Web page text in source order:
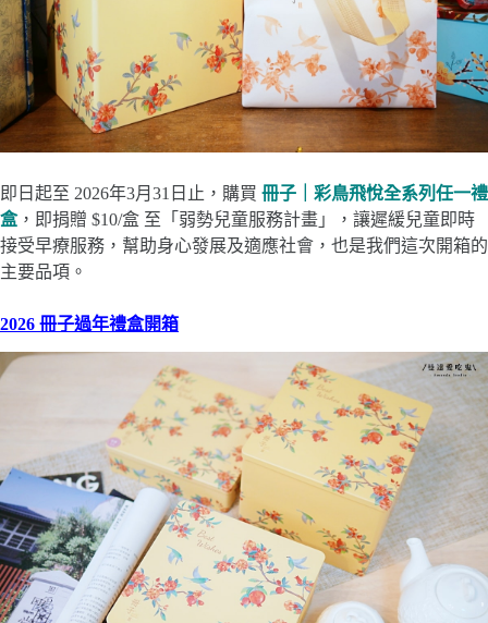
即日起至 2026年3月31日止，購買 冊子｜彩鳥飛悅全系列任一禮
盒，即捐贈 $10/盒 至「弱勢兒童服務計畫」，讓遲緩兒童即時
接受早療服務，幫助身心發展及適應社會，也是我們這次開箱的
主要品項。
2026 冊子過年禮盒開箱